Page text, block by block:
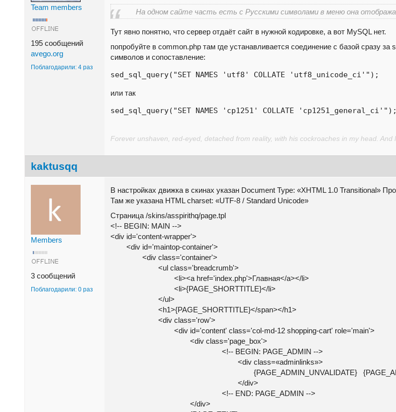
Team members
195 сообщений
avego.org
Поблагодарили: 4 раз
На одном сайте часть есть с Русскими символами в меню она
Тут явно понятно, что сервер отдаёт сайт в нужной кодировке, а вот MySQL нет.
попробуйте в common.php там где устанавливается соединение с базой сразу
символов и сопоставление:
sed_sql_query("SET NAMES 'utf8' COLLATE 'utf8_unicode_ci'");
или так
sed_sql_query("SET NAMES 'cp1251' COLLATE 'cp1251_general_ci'");
Forever unshaven, red-eyed, detached from reality, with his cockroaches in my head. And
kaktusqq
Members
3 сообщений
Поблагодарили: 0 раз
В настройках движка в скинах указан Document Type: «XHTML 1.0 Transitional»
Там же указана HTML charset: «UTF-8 / Standard Unicode»
Страница /skins/asspirithq/page.tpl
<!-- BEGIN: MAIN -->
<div id='content-wrapper'>
<div id='maintop-container'>
<div class='container'>
<ul class='breadcrumb'>
<li><a href='index.php'>Главная</a></li>
<li>{PAGE_SHORTTITLE}</li>
</ul>
<h1>{PAGE_SHORTTITLE}</span></h1>
<div class='row'>
<div id='content' class='col-md-12 shopping-cart' role='main'>
<div class='page_box'>
<!-- BEGIN: PAGE_ADMIN -->
<div class=«adminlinks»>
{PAGE_ADMIN_UNVALIDATE} {PAGE_ADMIN_EDIT}
</div>
<!-- END: PAGE_ADMIN -->
</div>